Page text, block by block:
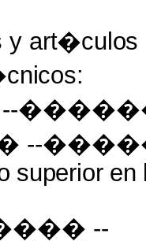
y art�culos
--
--
superior en
--